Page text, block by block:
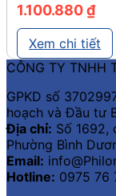
1.100.880₫
Xem chi tiết
CÔNG TY TNHH
GPKD số
hoạch và Đầu tư
Địa chỉ: Số 1692,
Phường Bình
Email:
Hotline: 0975 76